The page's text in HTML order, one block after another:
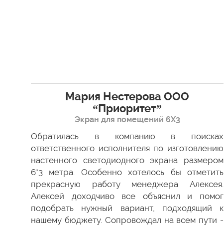
Мария Нестерова ООО
“Приоритет”
Экран для помещений 6Х3
Обратилась в компанию в поисках
ответственного исполнителя по изготовлению
настенного светодиодного экрана размером
6*3 метра. Особенно хотелось бы отметить
прекрасную работу менеджера Алексея.
Алексей доходчиво все объяснил и помог
подобрать нужный вариант, подходящий к
нашему бюджету. Сопровождал на всем пути -